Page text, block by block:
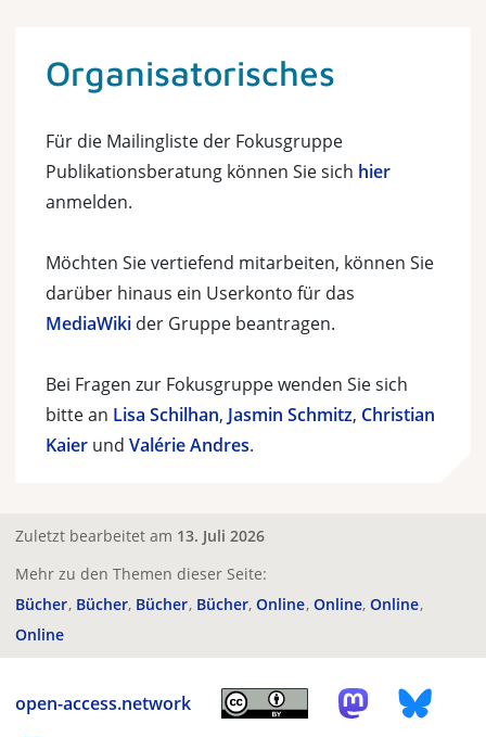
Organisatorisches
Für die Mailingliste der Fokusgruppe
Publikationsberatung können Sie sich hier
anmelden.
Möchten Sie vertiefend mitarbeiten, können Sie
darüber hinaus ein Userkonto für das
MediaWiki der Gruppe beantragen.
Bei Fragen zur Fokusgruppe wenden Sie sich
bitte an Lisa Schilhan, Jasmin Schmitz, Christian
Kaier und Valérie Andres.
Zuletzt bearbeitet am 13. Juli 2026
Mehr zu den Themen dieser Seite:
Bücher Bücher Bücher Bücher Online Online Online
Online
open-access.network